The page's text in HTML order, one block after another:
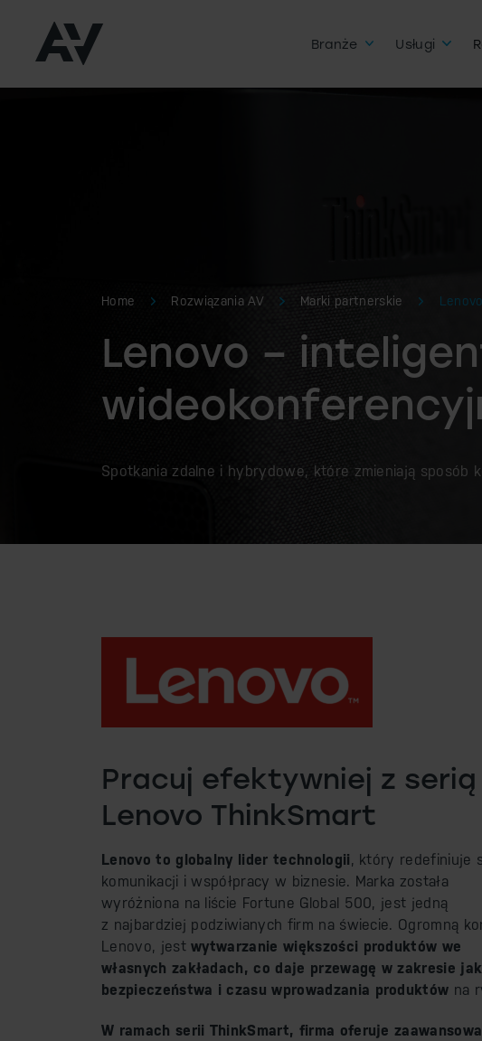
Branże Usługi
Home Rozwiązania AV Marki partnerskie Lenovo
Lenovo –
Spotkania zdalne i hybrydowe, które zmieniają sposób
Pracuj efektywniej z serią
Lenovo ThinkSmart
Lenovo to globalny lider technologii, który redefiniuje
komunikacji i współpracy w biznesie. Marka została
wyróżniona na liście Fortune Global 500, jest jedną
z najbardziej podziwianych firm na świecie. Ogromną
Lenovo, jestwytwarzanie większości produktów we
własnych zakładach, co daje przewagę w zakresie
bezpieczeństwa i czasu wprowadzania produktów na
W ramach serii ThinkSmart, firma oferuje